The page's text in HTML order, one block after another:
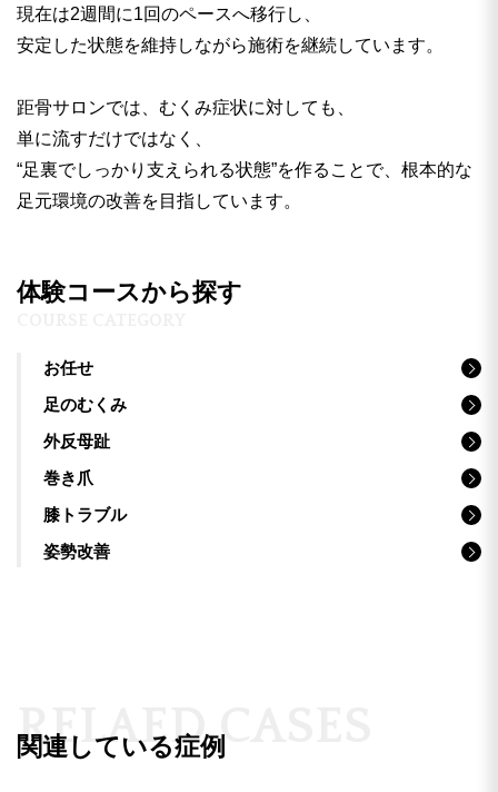
現在は2週間に1回のペースへ移行し、
安定した状態を維持しながら施術を継続しています。
距骨サロンでは、むくみ症状に対しても、
単に流すだけではなく、
“足裏でしっかり支えられる状態”を作ることで、根本的な
足元環境の改善を目指しています。
体験コースから探す
お任せ
足のむくみ
外反母趾
巻き爪
膝トラブル
姿勢改善
関連している症例
RE LAED C